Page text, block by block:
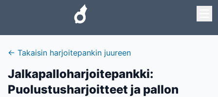
← Takaisin harjoitepankin juureen
Jalkapalloharjoitepankki:
Puolustusharjoitteet ja pallon